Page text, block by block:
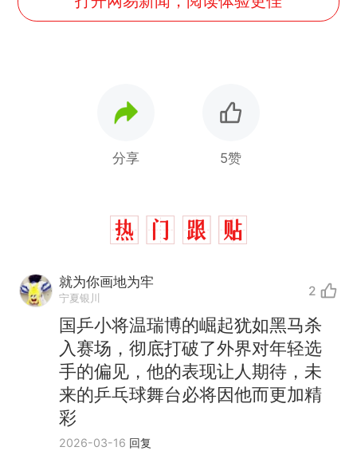
分享 5赞
就为你画地为牢
宁夏银川 2
国乒小将温瑞博的崛起犹如黑马杀
入赛场，彻底打破了外界对年轻选
手的偏见，他的表现让人期待，未
来的乒乓球舞台必将因他而更加精
彩
2026-03-16 回复